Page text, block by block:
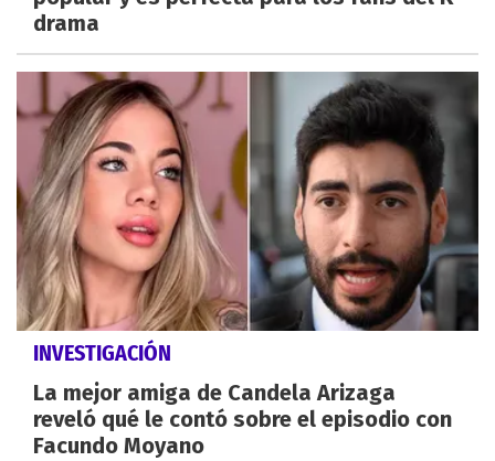
drama
INVESTIGACIÓN
La mejor amiga de Candela Arizaga
reveló qué le contó sobre el episodio con
Facundo Moyano